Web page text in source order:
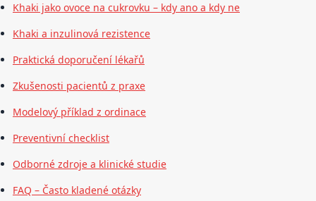
Khaki jako ovoce na cukrovku – kdy ano a kdy ne
Khaki a inzulinová rezistence
Praktická doporučení lékařů
Zkušenosti pacientů z praxe
Modelový příklad z ordinace
Preventivní checklist
Odborné zdroje a klinické studie
FAQ – Často kladené otázky